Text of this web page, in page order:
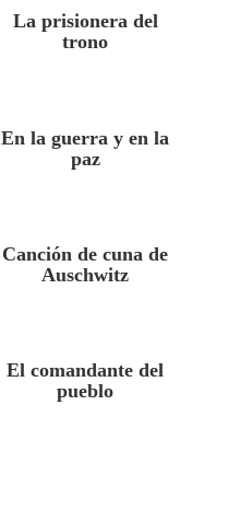
La prisionera del
trono
En la guerra y en la
paz
Canción de cuna de
Auschwitz
El comandante del
pueblo